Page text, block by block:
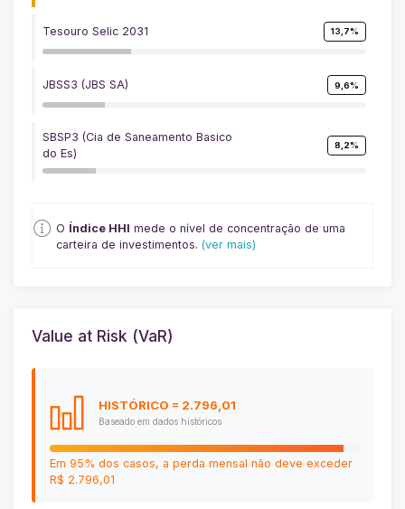
Tesouro Selic 2031 13,7%
JBSS3 (JBS SA) 9,6%
SBSP3 (Cia de Saneamento Basico
do Es)
8,2%
O Índice HHI mede o nível de concentração de uma
carteira de investimentos.(ver mais)
Value at Risk (VaR)
HISTÓRICO = 2.796,01
Baseado em dados históricos
Em 95% dos casos, a perda mensal não deve exceder
R$ 2.796,01